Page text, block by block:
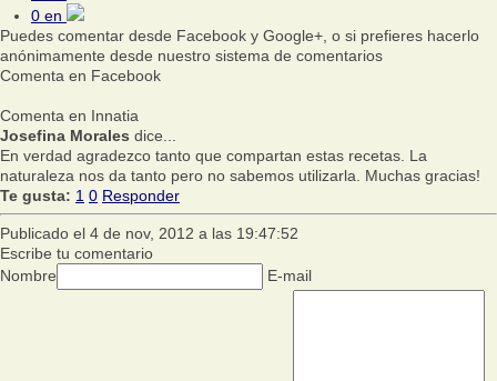
0 en
Puedes comentar desde Facebook y Google+, o si prefieres hacerlo
anónimamente desde nuestro sistema de comentarios
Comenta en Facebook
Comenta en Innatia
Josefina Morales dice...
En verdad agradezco tanto que compartan estas recetas. La
naturaleza nos da tanto pero no sabemos utilizarla. Muchas gracias!
Te gusta: 1 0 Responder
Publicado el 4 de nov, 2012 a las 19:47:52
Escribe tu comentario
Nombre
E-mail